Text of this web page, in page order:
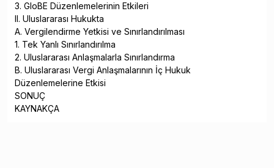
3. GloBE Düzenlemelerinin Etkileri
II. Uluslararası Hukukta
A. Vergilendirme Yetkisi ve Sınırlandırılması
1. Tek Yanlı Sınırlandırılma
2. Uluslararası Anlaşmalarla Sınırlandırma
B. Uluslararası Vergi Anlaşmalarının İç Hukuk
Düzenlemelerine Etkisi
SONUÇ
KAYNAKÇA